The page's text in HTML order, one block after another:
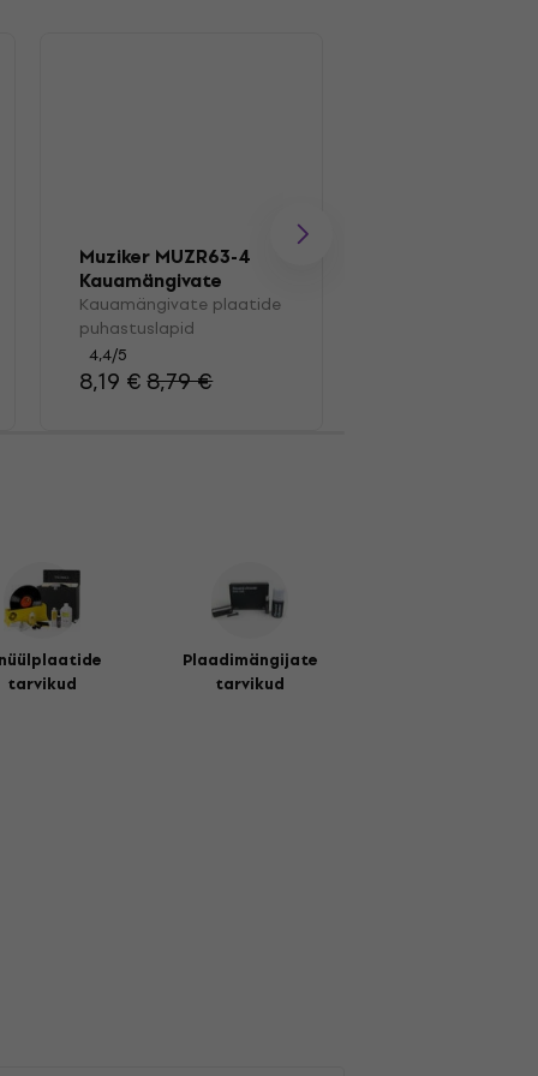
Muziker MUZR63-4
Kauamängivate
plaatide
puhastuslapid
Kauamängivate plaatide
puhastuslapid
4,4/5
8,19 €8,79 €
tarvikud
Plaadimängijate
tarvikud